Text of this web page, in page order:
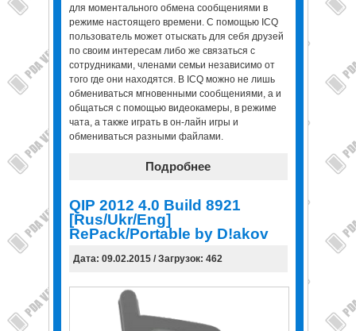
для моментального обмена сообщениями в
режиме настоящего времени. С помощью ICQ
пользователь может отыскать для себя друзей
по своим интересам либо же связаться с
сотрудниками, членами семьи независимо от
того где они находятся. В ICQ можно не лишь
обмениваться мгновенными сообщениями, а и
общаться с помощью видеокамеры, в режиме
чата, а также играть в он-лайн игры и
обмениваться разными файлами.
Подробнее
QIP 2012 4.0 Build 8921
[Rus/Ukr/Eng]
RePack/Portable by D!akov
Дата: 09.02.2015 / Загрузок: 462